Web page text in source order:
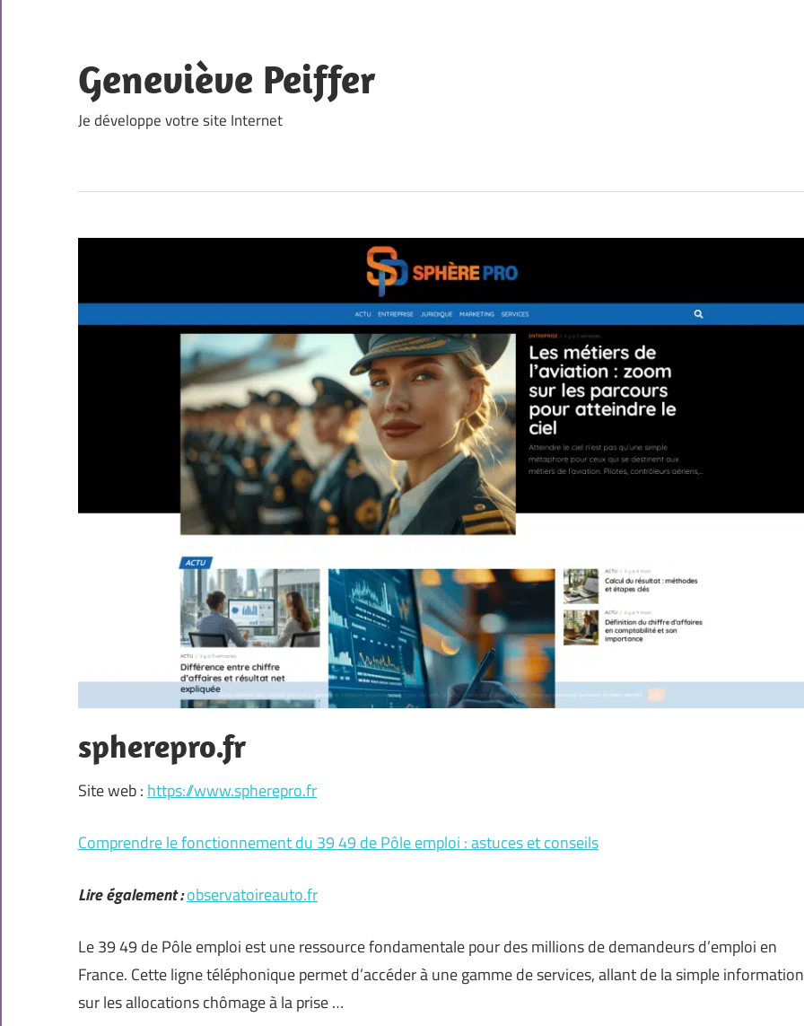
content
Geneviève Peiffer
Je développe votre site Internet
spherepro.fr
Site web : https://www.spherepro.fr
Comprendre le fonctionnement du 39 49 de Pôle emploi : astuces et conseils
Lire également :observatoireauto.fr
Le 39 49 de Pôle emploi est une ressource fondamentale pour des millions de demandeurs d’emploi en
France. Cette ligne téléphonique permet d’accéder à une gamme de services, allant de la simple information
sur les allocations chômage à la prise …